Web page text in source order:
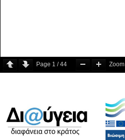
Page 1 /44 Zoom